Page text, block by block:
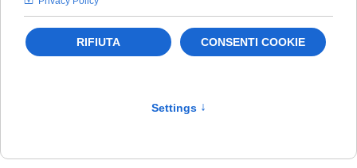
Filtro